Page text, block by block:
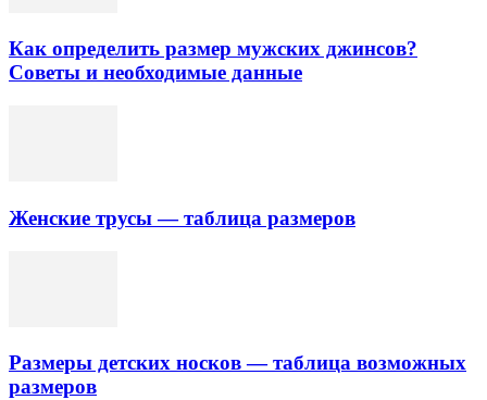
Как определить размер мужских джинсов?
Советы и необходимые данные
Женские трусы — таблица размеров
Размеры детских носков — таблица возможных
размеров